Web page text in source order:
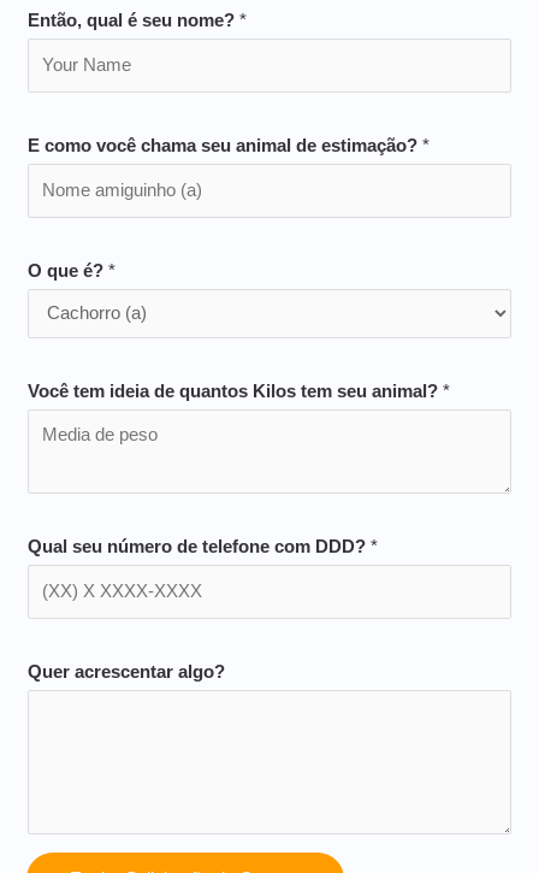
Então, qual é seu nome?*
E como você chama seu animal de estimação?*
O que é?*
Você tem ideia de quantos Kilos tem seu animal?*
Qual seu número de telefone com DDD?*
Quer acrescentar algo?